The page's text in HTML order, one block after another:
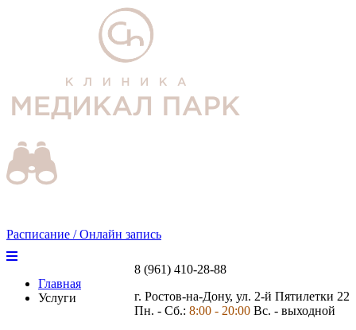
Расписание / Онлайн запись
8 (961) 410-28-88
г. Ростов-на-Дону, ул. 2-й Пятилетки 22
Пн. - Сб.: 8:00 - 20:00 Вс. - выходной
Главная
Услуги